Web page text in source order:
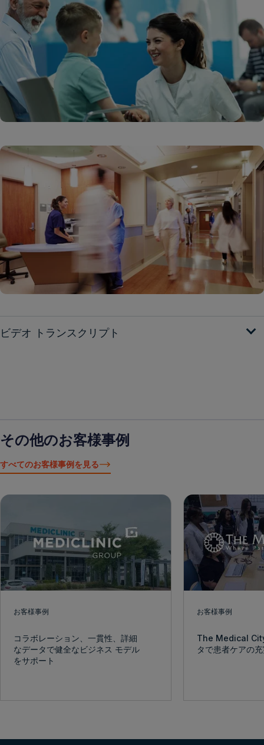
ビデオ トランスクリプト
その他のお客様事例
すべてのお客様事例を見る
お客様事例
コラボレーション、一貫性、詳細
なデータで健全なビジネス モデル
をサポート
お客様事例
The Medical
タで患者ケアの